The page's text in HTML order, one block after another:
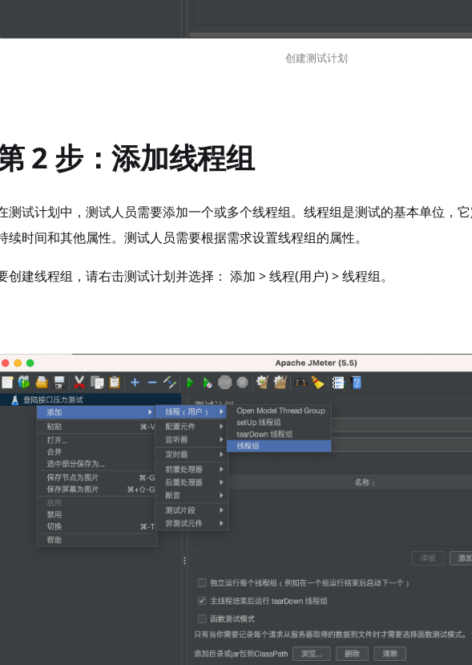
创建测试计划
2 步：添加线程组
测试计划中，测试人员需要添加一个或多个线程组。线程组是测试的基本单位，它
续时间和其他属性。测试人员需要根据需求设置线程组的属性。
创建线程组，请右击测试计划并选择： 添加 > 线程(用户) > 线程组。